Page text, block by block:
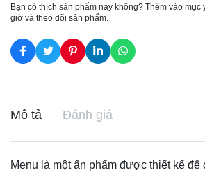
Bạn có thích sản phẩm này không? Thêm vào mục
giờ và theo dõi sản phẩm.
Mô tả Đánh giá
Menu là một ấn phẩm được thiết kế để